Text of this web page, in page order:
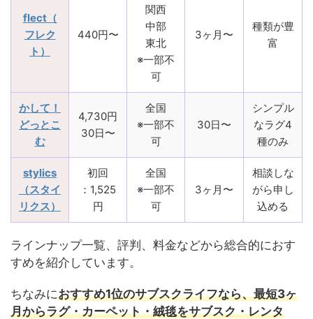
flect（
フレク
ト）
440円〜
関西
中部
東北
※一部不
可
3ヶ月〜
種類が豊
富
かして！
どっとこ
む
4,730円
30日〜
全国
※一部不
可
30日〜
シンプル
なラグ4
種のみ
stylics
（スタイ
リクス）
初回
：1,525
円
全国
※一部不
可
3ヶ月〜
相談しな
がら申し
込める
ラインナップ一覧、評判、料金などから総合的におす
すめを紹介しています。
ちなみにおすすめ1位のサブスクライフなら、最短3ヶ
月からラグ・カーペット・絨毯をサブスク・レンタ